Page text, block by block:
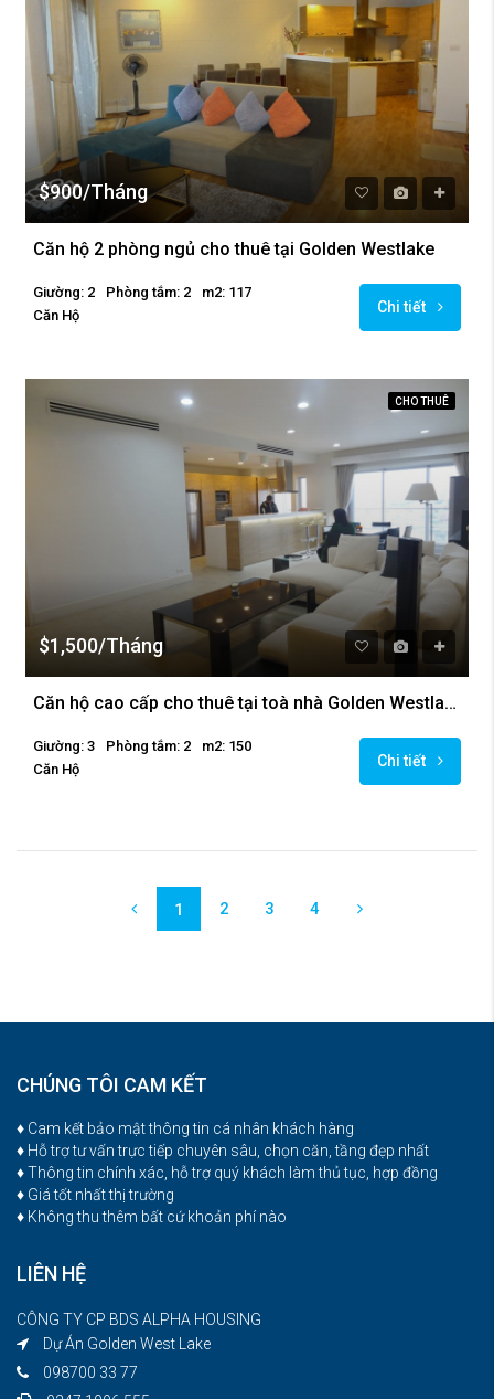
$900/Tháng
Căn hộ 2 phòng ngủ cho thuê tại Golden Westlake
Giường: 2 Phòng tắm: 2
m2: 117
Căn Hộ
Chi tiết
CHO THUÊ
$1,500/Tháng
Căn hộ cao cấp cho thuê tại toà nhà Golden Westlake, Ba Đình
Giường: 3 Phòng tắm: 2
m2: 150
Căn Hộ
Chi tiết
1 2 3 4
CHÚNG TÔI CAM KẾT
♦ Cam kết bảo mật thông tin cá nhân khách hàng
♦ Hỗ trợ tư vấn trực tiếp chuyên sâu, chọn căn, tầng đẹp nhất
♦ Thông tin chính xác, hỗ trợ quý khách làm thủ tục, hợp đồng
♦ Giá tốt nhất thị trường
♦ Không thu thêm bất cứ khoản phí nào
LIÊN HỆ
CÔNG TY CP BDS ALPHA HOUSING
Dự Án Golden West Lake
098700 33 77